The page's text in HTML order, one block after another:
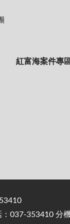
紅富海案件專
037-353410 分